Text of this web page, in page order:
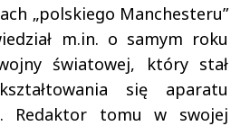
„polskiego Manchesteru”
m.in. o samym roku
światowej, który stał
się aparatu
Redaktor tomu w swojej